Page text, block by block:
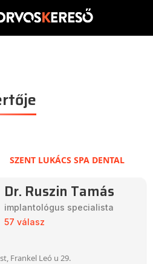
SZENT LUKÁCS SPA DENTAL
Dr. Ruszin Tamás
implantológus specialista
57 válasz
Frankel Leó u 29.